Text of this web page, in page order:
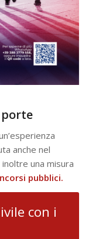
anche nel
una misura
pubblici.
con i